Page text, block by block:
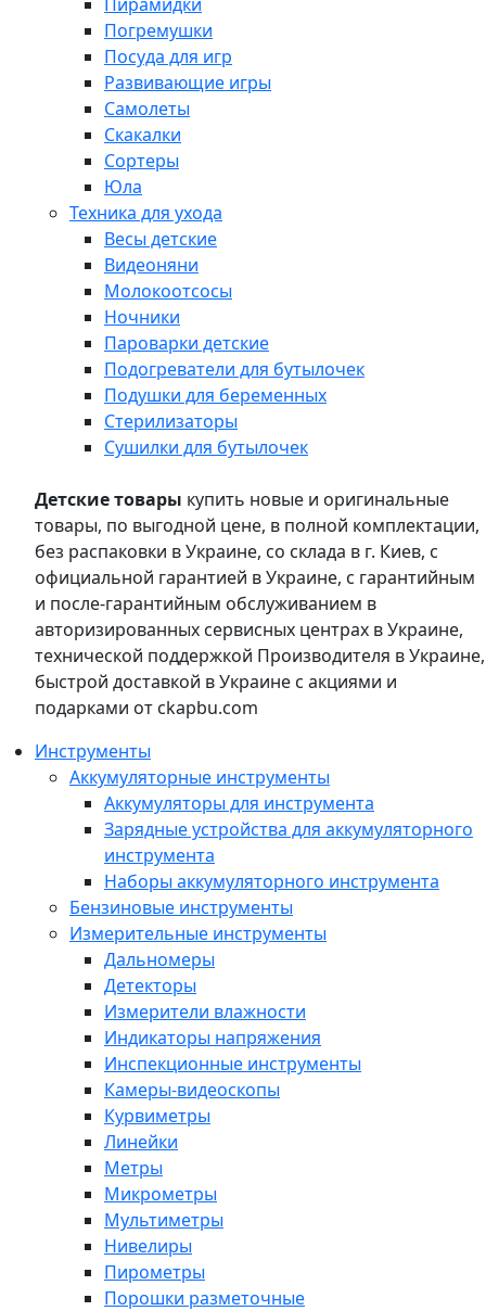
Погремушки
Посуда для игр
Развивающие игры
Самолеты
Скакалки
Сортеры
Юла
Техника для ухода
Весы детские
Видеоняни
Молокоотсосы
Ночники
Пароварки детские
Подогреватели для бутылочек
Подушки для беременных
Стерилизаторы
Сушилки для бутылочек
Детские товары купить новые и оригинальные
товары, по выгодной цене, в полной комплектации,
без распаковки в Украине, со склада в г. Киев, с
официальной гарантией в Украине, с гарантийным
и после-гарантийным обслуживанием в
авторизированных сервисных центрах в Украине,
технической поддержкой Производителя в Украине,
быстрой доставкой в Украине с акциями и
подарками от ckapbu.com
Инструменты
Аккумуляторные инструменты
Аккумуляторы для инструмента
Зарядные устройства для аккумуляторного
инструмента
Наборы аккумуляторного инструмента
Бензиновые инструменты
Измерительные инструменты
Дальномеры
Детекторы
Измерители влажности
Индикаторы напряжения
Инспекционные инструменты
Камеры-видеоскопы
Курвиметры
Линейки
Метры
Микрометры
Мультиметры
Нивелиры
Пирометры
Порошки разметочные